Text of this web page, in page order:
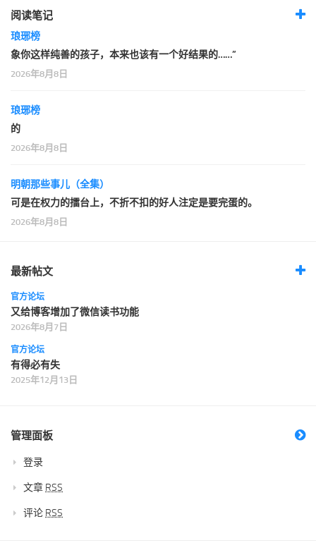
阅读笔记
琅琊榜
象你这样纯善的孩子，本来也该有一个好结果的……”
2026年8月8日
琅琊榜
的
2026年8月8日
明朝那些事儿（全集）
可是在权力的擂台上，不折不扣的好人注定是要完蛋的。
2026年8月8日
最新帖文
官方论坛
又给博客增加了微信读书功能
2026年8月7日
官方论坛
有得必有失
2025年12月13日
管理面板
登录
文章 RSS
评论 RSS